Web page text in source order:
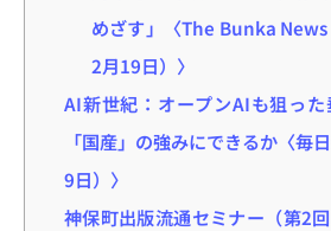
めざす」〈The Bunka
2月19日）〉
AI新世紀：オープンAIも狙っ
「国産」の強みにできるか〈毎
9日）〉
神保町出版流通セミナー（第2